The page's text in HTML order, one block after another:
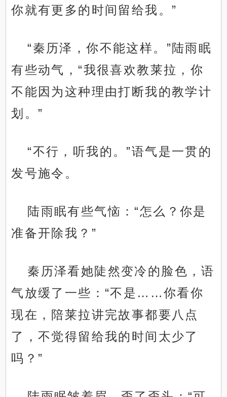
你就有更多的时间留给我。”
“秦历泽，你不能这样。”陆雨眠
有些动气，“我很喜欢教莱拉，你
不能因为这种理由打断我的教学计
划。”
“不行，听我的。”语气是一贯的
发号施令。
陆雨眠有些气恼：“怎么？你是
准备开除我？”
秦历泽看她陡然变冷的脸色，语
气放缓了一些：“不是……你看你
现在，陪莱拉讲完故事都要八点
了，不觉得留给我的时间太少了
吗？”